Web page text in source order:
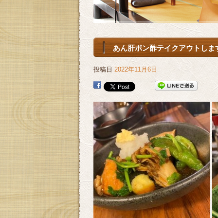
あん肝ポン酢テイクアウトし
投稿日 2022年11月6日